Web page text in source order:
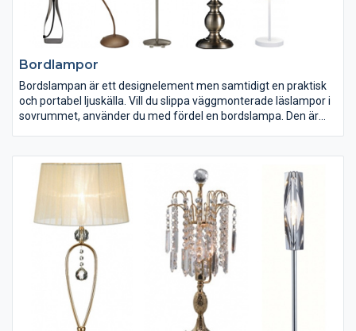
Bordlampor
Bordslampan är ett designelement men samtidigt en praktisk
och portabel ljuskälla. Vill du slippa väggmonterade läslampor i
sovrummet, använder du med fördel en bordslampa. Den är
undvika koncentrationssvårigheter.